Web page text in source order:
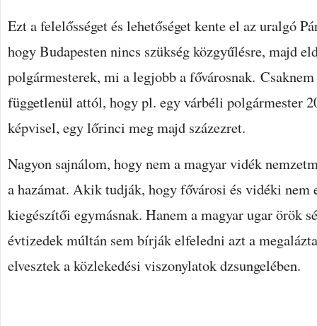
Ezt a felelősséget és lehetőséget kente el az uralgó
hogy Budapesten nincs szükség közgyűlésre, majd
polgármesterek, mi a legjobb a fővárosnak.
függetlenül attól, hogy pl. egy várbéli polgármester
képvisel, egy lőrinci meg majd százezret.
Nagyon sajnálom, hogy nem a magyar vidék
a hazámat. Akik tudják, hogy fővárosi és vidéki nem
kiegészítői egymásnak. Hanem a magyar ugar örök
évtizedek múltán sem bírják elfeledni azt a
elvesztek a közlekedési viszonylatok dzsungelében.